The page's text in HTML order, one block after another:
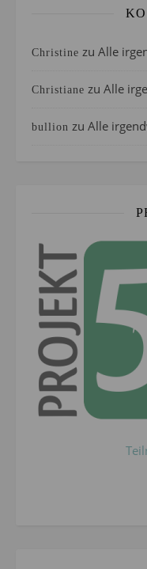
Christine zu Alle
Christiane zu Alle
bullion zu Alle